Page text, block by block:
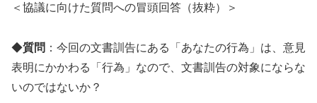
＜協議に向けた質問への冒頭回答（抜粋）＞
◆質問 ：今回の文書訓告にある「あなたの行為」は、意見
表明にかかわる「行為」なので、文書訓告の対象にならな
いのではないか？